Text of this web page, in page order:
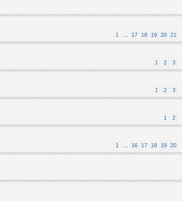
1 … 17 18 19 20 21
1 2 3
1 2 3
1 2
1 … 16 17 18 19 20